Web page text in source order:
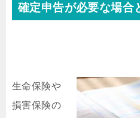
確定申告が必要な場合
生命保険や
損害保険の